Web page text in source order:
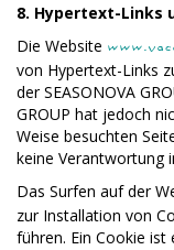
8. Hypertext-Links
Die Website
von Hypertext-Links
der SEASONOVA
GROUP hat jedoch
Weise besuchten
keine Verantwortung
Das Surfen auf der
zur Installation von
führen. Ein Cookie